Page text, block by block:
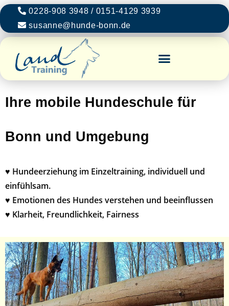
0228-908 3948 / 0151-4129 3939
susanne@hunde-bonn.de
Ihre mobile Hundeschule für
Bonn und Umgebung
♥ Hundeerziehung im Einzeltraining, individuell und
einfühlsam.
♥ Emotionen des Hundes verstehen und beeinflussen
♥ Klarheit, Freundlichkeit, Fairness